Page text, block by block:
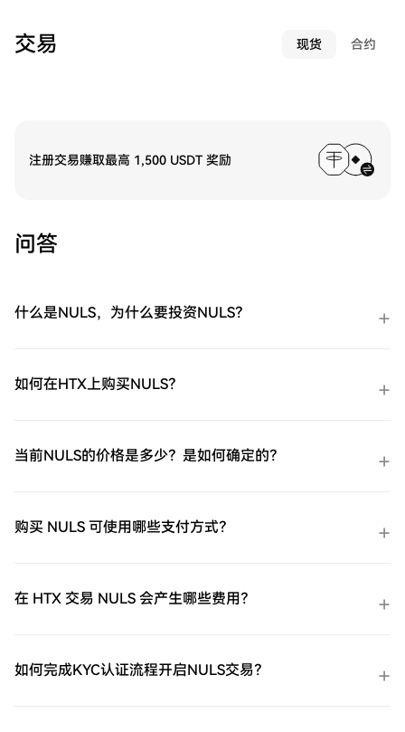
交易 现货 合约
注册交易赚取最高 1,500 USDT 奖励
问答
什么是NULS，为什么要投资NULS？
如何在HTX上购买NULS？
当前NULS的价格是多少？是如何确定的？
购买 NULS 可使用哪些支付方式？
在 HTX 交易 NULS 会产生哪些费用？
如何完成KYC认证流程开启NULS交易？